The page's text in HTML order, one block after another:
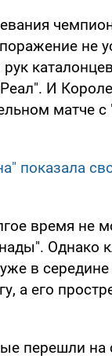
не
И
матче
показала
время не
Однако
в
а его
перешли